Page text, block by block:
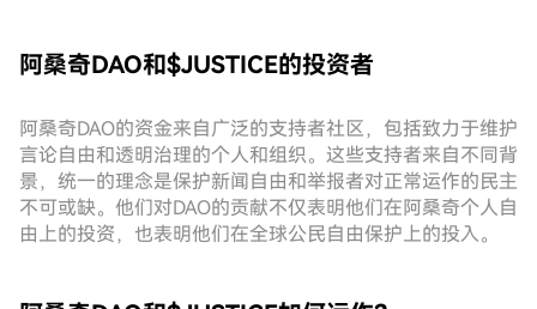
阿桑奇DAO和$JUSTICE的投资者
阿桑奇DAO的资金来自广泛的支持者社区，包括致力于维护
言论自由和透明治理的个人和组织。这些支持者来自不同背
景，统一的理念是保护新闻自由和举报者对正常运作的民主
不可或缺。他们对DAO的贡献不仅表明他们在阿桑奇个人自
由上的投资，也表明他们在全球公民自由保护上的投入。